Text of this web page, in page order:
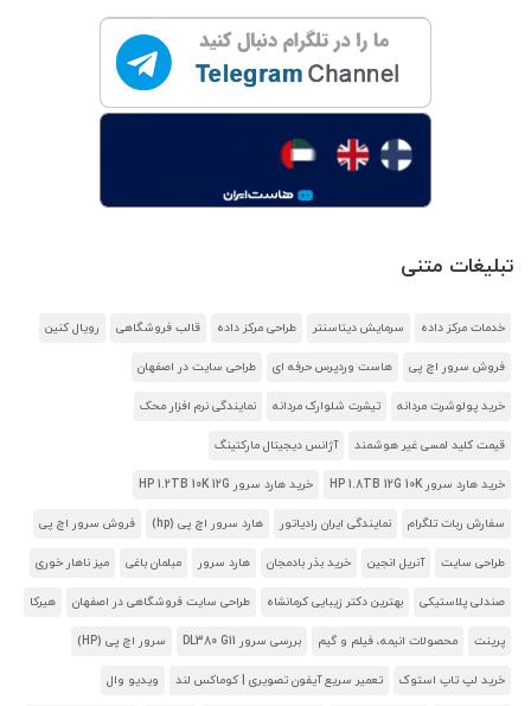
تبلیغات متنی
خدمات مرکز داده سرمایش دیتاسنتر طراحی مرکز داده قالب فروشگاهی رویال کنین
فروش سرور اچ پی هاست وردپرس حرفه ای طراحی سایت در اصفهان
خرید پولوشرت مردانه تیشرت شلوارک مردانه نمایندگی نرم افزار محک
قیمت کلید لمسی غیر هوشمند آژانس دیجیتال مارکتینگ
خرید هارد سرور HP 1.8TB 12G 10K خرید هارد سرور HP 1.2TB 10K 12G
سفارش ربات تلگرام نمایندگی ایران رادیاتور هارد سرور اچ پی (hp) فروش سرور اچ پی
طراحی سایت آنریل انجین خرید بذر بادمجان هارد سرور مبلمان باغی میز ناهار خوری
صندلی پلاستیکی بهترین دکتر زیبایی کرمانشاه طراحی سایت فروشگاهی در اصفهان هیرکا
پرینت محصولات انیمه، فیلم و گیم بررسی سرور DL380 G11 سرور اچ پی (HP)
خرید لپ تاپ استوک تعمیر سریع آیفون تصویری | کوماکس لند ویدیو وال